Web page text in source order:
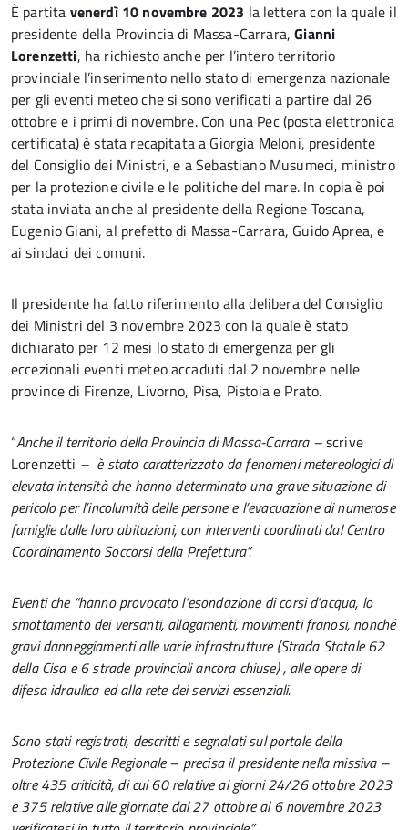
È partita venerdì 10 novembre 2023 la lettera con la quale il
presidente della Provincia di Massa-Carrara,Gianni
Lorenzetti, ha richiesto anche per l’intero territorio
provinciale l’inserimento nello stato di emergenza nazionale
per gli eventi meteo che si sono verificati a partire dal 26
ottobre e i primi di novembre. Con una Pec (posta elettronica
certificata) è stata recapitata a Giorgia Meloni, presidente
del Consiglio dei Ministri, e a Sebastiano Musumeci, ministro
per la protezione civile e le politiche del mare. In copia è poi
stata inviata anche al presidente della Regione Toscana,
Eugenio Giani, al prefetto di Massa-Carrara, Guido Aprea, e
ai sindaci dei comuni.
Il presidente ha fatto riferimento alla delibera del Consiglio
dei Ministri del 3 novembre 2023 con la quale è stato
dichiarato per 12 mesi lo stato di emergenza per gli
eccezionali eventi meteo accaduti dal 2 novembre nelle
province di Firenze, Livorno, Pisa, Pistoia e Prato.
“Anche il territorio della Provincia di Massa-Carrara –scrive
Lorenzetti – è stato caratterizzato da fenomeni metereologici di
elevata intensità che hanno determinato una grave situazione di
pericolo per l’incolumità delle persone e l’evacuazione di numerose
famiglie dalle loro abitazioni, con interventi coordinati dal Centro
Coordinamento Soccorsi della Prefettura”.
Eventi che “hanno provocato l’esondazione di corsi d’acqua, lo
smottamento dei versanti, allagamenti, movimenti franosi, nonché
gravi danneggiamenti alle varie infrastrutture (Strada Statale 62
della Cisa e 6 strade provinciali ancora chiuse) , alle opere di
difesa idraulica ed alla rete dei servizi essenziali.
Sono stati registrati, descritti e segnalati sul portale della
Protezione Civile Regionale – precisa il presidente nella missiva –
oltre 435 criticità, di cui 60 relative ai giorni 24/26 ottobre 2023
e 375 relative alle giornate dal 27 ottobre al 6 novembre 2023